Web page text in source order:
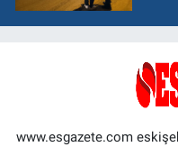
www.esgazete.com